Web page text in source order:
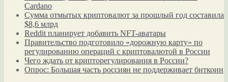
Cardano
Сумма отмытых криптовалют за прошлый год составила
$8,6 млрд
Reddit планирует добавить NFT-аватары
Правительство подготовило «дорожную карту» по
регулированию операций с криптовалютой в России
Чего ждать от крипторегулирования в России?
Опрос: Большая часть россиян не поддерживает биткоин